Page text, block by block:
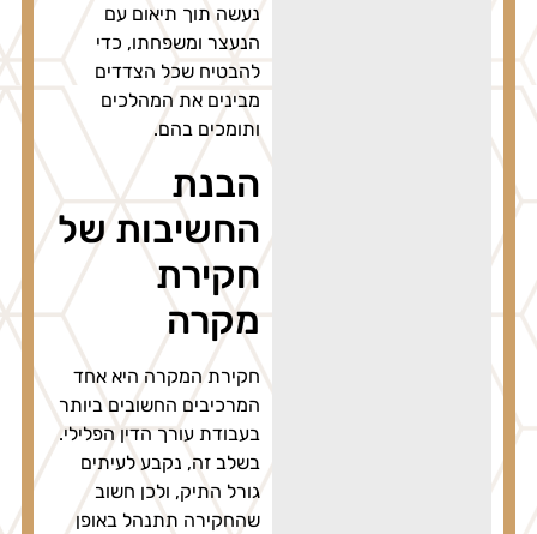
נעשה תוך תיאום עם
הנעצר ומשפחתו, כדי
להבטיח שכל הצדדים
מבינים את המהלכים
ותומכים בהם.
הבנת
החשיבות של
חקירת
מקרה
חקירת המקרה היא אחד
המרכיבים החשובים ביותר
בעבודת עורך הדין הפלילי.
בשלב זה, נקבע לעיתים
גורל התיק, ולכן חשוב
שהחקירה תתנהל באופן